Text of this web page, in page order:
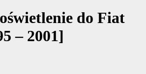
do Fiat
– 2001]